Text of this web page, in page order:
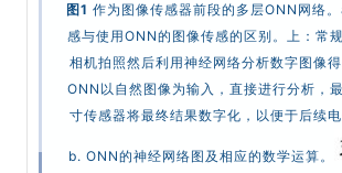
图1 作为图像传感器前段的多层ONN网络
感与使用ONN的图像传感的区别。上：常
相机拍照然后利用神经网络分析数字图像得
ONN以自然图像为输入，直接进行分析，
寸传感器将最终结果数字化，以便于后续电
b. ONN的神经网络图及相应的数学运算。